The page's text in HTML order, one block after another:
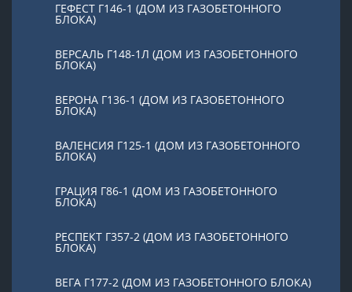
ГЕФЕСТ Г146-1 (ДОМ ИЗ ГАЗОБЕТОННОГО
БЛОКА)
ВЕРСАЛЬ Г148-1Л (ДОМ ИЗ ГАЗОБЕТОННОГО
БЛОКА)
ВЕРОНА Г136-1 (ДОМ ИЗ ГАЗОБЕТОННОГО
БЛОКА)
ВАЛЕНСИЯ Г125-1 (ДОМ ИЗ ГАЗОБЕТОННОГО
БЛОКА)
ГРАЦИЯ Г86-1 (ДОМ ИЗ ГАЗОБЕТОННОГО
БЛОКА)
РЕСПЕКТ Г357-2 (ДОМ ИЗ ГАЗОБЕТОННОГО
БЛОКА)
ВЕГА Г177-2 (ДОМ ИЗ ГАЗОБЕТОННОГО БЛОКА)